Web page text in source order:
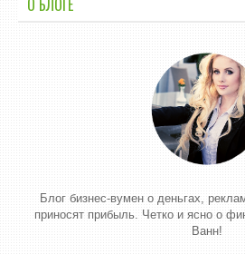
О БЛОГЕ
Блог бизнес-вумен о деньгах,
приносят прибыль. Четко и ясно о
Ванн!